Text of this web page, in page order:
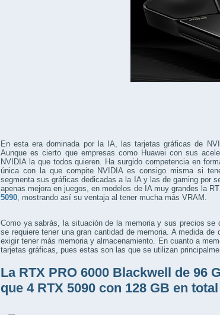
En esta era dominada por la IA, las tarjetas gráficas de
Aunque es cierto que empresas como Huawei con sus
NVIDIA la que todos quieren. Ha surgido competencia en
única con la que compite NVIDIA es consigo misma si
segmenta sus gráficas dedicadas a la IA y las de gaming por
apenas mejora en juegos, en modelos de IA muy grandes la
5090 , mostrando así su ventaja al tener mucha más VRAM.
Como ya sabrás, la situación de la memoria y sus precios
se requiere tener una gran cantidad de memoria. A medida
exigir tener más memoria y almacenamiento. En cuanto a
tarjetas gráficas, pues estas son las que se utilizan
La RTX PRO 6000 Blackwell de 96
que 4 RTX 5090 con 128 GB en